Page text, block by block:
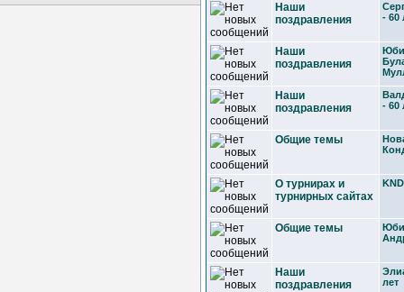
Наши
поздравления
- 60
Наши
поздравления
Наши
поздравления
- 60
Общие темы
О турнирах и
турнирных сайтах
Общие темы
Наши
поздравления
лет